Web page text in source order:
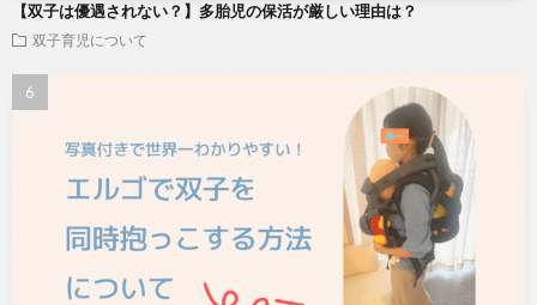
【双子は優遇されない？】多胎児の保活が厳しい理由は？
双子育児について